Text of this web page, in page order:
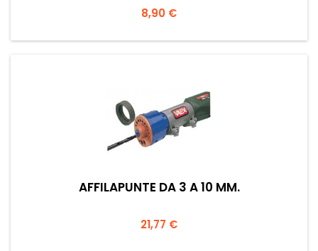
Prezzo
8,90 €
AFFILAPUNTE DA 3 A 10 MM.
Prezzo
21,77 €